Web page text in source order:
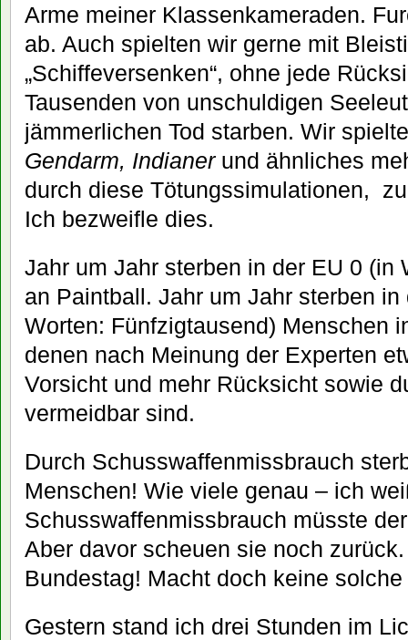
Arme meiner Klassenkameraden.
ab. Auch spielten wir gerne mit
„Schiffeversenken“, ohne jede
Tausenden von unschuldigen
jämmerlichen Tod starben. Wir
Gendarm, Indianerund ähnliches
durch diese Tötungssimulationen,
Ich bezweifle dies.
Jahr um Jahr sterben in der EU 0 (in
an Paintball. Jahr um Jahr sterben
Worten: Fünfzigtausend) Menschen
denen nach Meinung der Experten
Vorsicht und mehr Rücksicht sowie
vermeidbar sind.
Durch Schusswaffenmissbrauch
Menschen! Wie viele genau – ich
Schusswaffenmissbrauch müsste
Aber davor scheuen sie noch
Bundestag! Macht doch keine
Gestern stand ich drei Stunden im